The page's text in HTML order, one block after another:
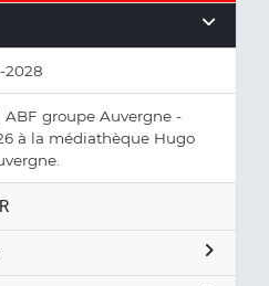
2028
groupe Auvergne -
à la médiathèque Hugo